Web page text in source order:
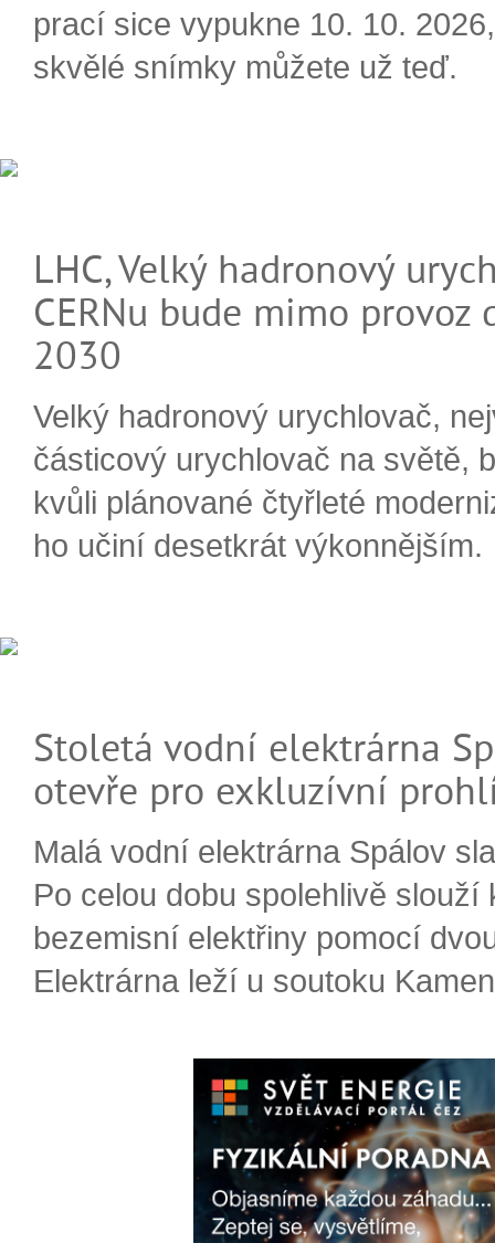
prací sice vypukne 10. 10.
skvělé snímky můžete už teď.
LHC, Velký hadronový
CERNu bude mimo provoz
2030
Velký hadronový urychlovač,
částicový urychlovač na světě,
kvůli plánované čtyřleté
ho učiní desetkrát výkonnějším.
Stoletá vodní elektrárna
otevře pro exkluzívní
Malá vodní elektrárna Spálov
Po celou dobu spolehlivě slouží
bezemisní elektřiny pomocí
Elektrárna leží u soutoku